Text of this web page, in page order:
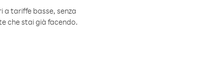
a tariffe basse, senza
che stai già facendo.